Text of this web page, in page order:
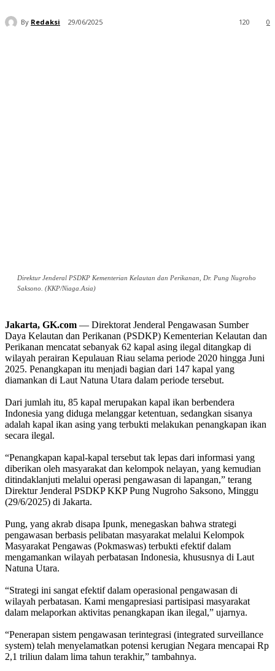
By Redaksi 29/06/2025 0
120
Direktur Jenderal PSDKP Kementerian Kelautan dan Perikanan, Dr. Pung Nugroho
Saksono. (KKP/Niaga.Asia)
Jakarta, GK.com — Direktorat Jenderal Pengawasan Sumber
Daya Kelautan dan Perikanan (PSDKP) Kementerian Kelautan dan
Perikanan mencatat sebanyak 62 kapal asing ilegal ditangkap di
wilayah perairan Kepulauan Riau selama periode 2020 hingga Juni
2025. Penangkapan itu menjadi bagian dari 147 kapal yang
diamankan di Laut Natuna Utara dalam periode tersebut.
Dari jumlah itu, 85 kapal merupakan kapal ikan berbendera
Indonesia yang diduga melanggar ketentuan, sedangkan sisanya
adalah kapal ikan asing yang terbukti melakukan penangkapan ikan
secara ilegal.
“Penangkapan kapal-kapal tersebut tak lepas dari informasi yang
diberikan oleh masyarakat dan kelompok nelayan, yang kemudian
ditindaklanjuti melalui operasi pengawasan di lapangan,” terang
Direktur Jenderal PSDKP KKP Pung Nugroho Saksono, Minggu
(29/6/2025) di Jakarta.
Pung, yang akrab disapa Ipunk, menegaskan bahwa strategi
pengawasan berbasis pelibatan masyarakat melalui Kelompok
Masyarakat Pengawas (Pokmaswas) terbukti efektif dalam
mengamankan wilayah perbatasan Indonesia, khususnya di Laut
Natuna Utara.
“Strategi ini sangat efektif dalam operasional pengawasan di
wilayah perbatasan. Kami mengapresiasi partisipasi masyarakat
dalam melaporkan aktivitas penangkapan ikan ilegal,” ujarnya.
“Penerapan sistem pengawasan terintegrasi (integrated surveillance
system) telah menyelamatkan potensi kerugian Negara mencapai Rp
2,1 triliun dalam lima tahun terakhir,” tambahnya.